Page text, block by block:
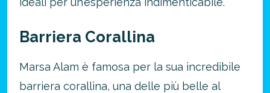
Barriera Corallina
Marsa Alam è famosa per la sua incredibile
barriera corallina, una delle più belle al